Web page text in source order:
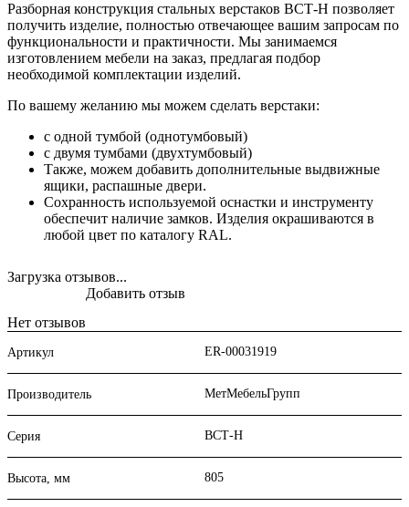
Разборная конструкция стальных верстаков ВСТ-Н позволяет
получить изделие, полностью отвечающее вашим запросам по
функциональности и практичности. Мы занимаемся
изготовлением мебели на заказ, предлагая подбор
необходимой комплектации изделий.
По вашему желанию мы можем сделать верстаки:
с одной тумбой (однотумбовый)
с двумя тумбами (двухтумбовый)
Также, можем добавить дополнительные выдвижные
ящики, распашные двери.
Сохранность используемой оснастки и инструменту
обеспечит наличие замков. Изделия окрашиваются в
любой цвет по каталогу RAL.
Загрузка отзывов...
Нет отзывов
Добавить отзыв
Артикул ER-00031919
Производитель МетМебельГрупп
Серия ВСТ-Н
Высота, мм 805